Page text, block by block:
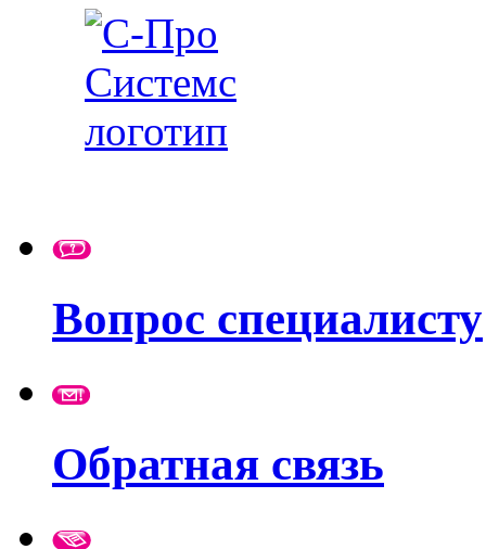
Вопрос специалисту
Обратная связь